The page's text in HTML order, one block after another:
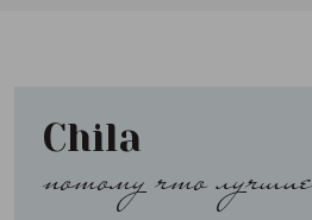
Chila
потому что лучшие